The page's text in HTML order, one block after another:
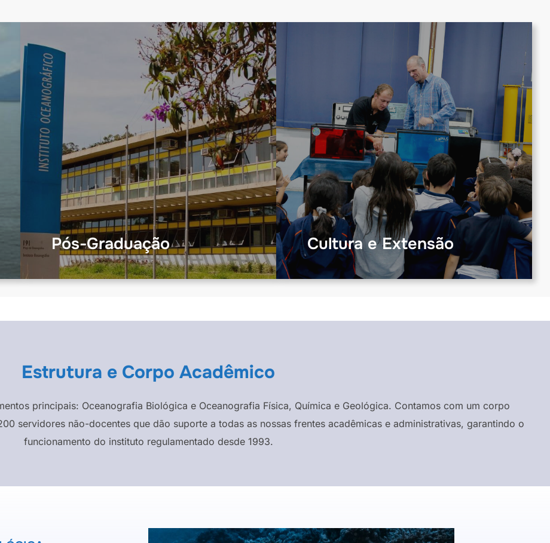
Pós-Graduação Cultura e Extensão
Estrutura e Corpo Acadêmico
principais: Oceanografia Biológica e Oceanografia Física, Química e Geológica. Contamos com um corpo
servidores não-docentes que dão suporte a todas as nossas frentes acadêmicas e administrativas, garantindo o
funcionamento do instituto regulamentado desde 1993.